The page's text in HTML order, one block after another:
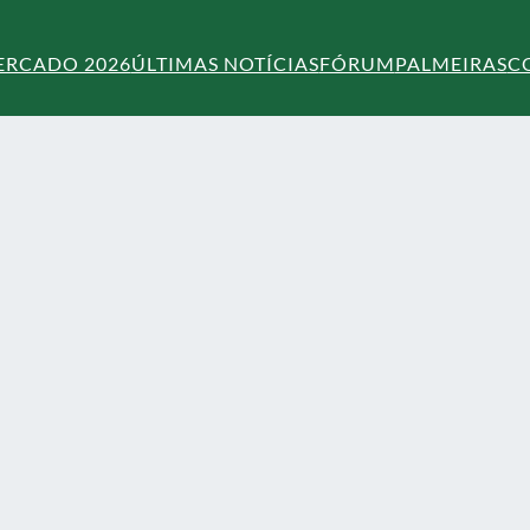
2026ÚLTIMAS NOTÍCIASFÓRUMPALMEIRAS